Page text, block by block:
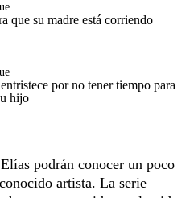
que su madre está corriendo
por no tener tiempo para
hijo
podrán conocer un poco
artista. La serie